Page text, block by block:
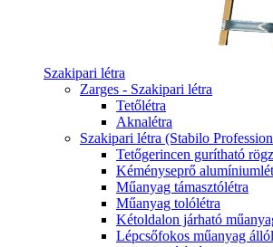
Szakipari létra
Zarges - Szakipari létra
Tetőlétra
Aknalétra
Szakipari létra (Stabilo
Tetőgerincen gurítható
Kéményseprő
Műanyag támasztólétra
Műanyag tolólétra
Kétoldalon járható
Lépcsőfokos műanyag